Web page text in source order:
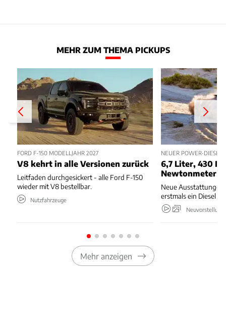
MEHR ZUM THEMA PICKUPS
FORD F-150 MODELLJAHR 2027
V8 kehrt in alle Versionen zurück
Leitfaden durchgesickert - alle Ford F-150
wieder mit V8 bestellbar.
Nutzfahrzeuge
NEUER POWER-DIESEL
6,7 Liter, 430
Newtonmeter
Neue
erstmals ein Diesel
Mehr anzeigen